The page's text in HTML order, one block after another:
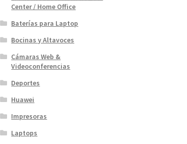
Center / Home Office
Baterías para Laptop
Bocinas y Altavoces
Cámaras Web &
Videoconferencias
Deportes
Huawei
Impresoras
Laptops